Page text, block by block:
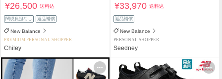
¥26,500送料込
関税負担なし 返品補償
New Balance
PREMIUM PERSONAL SHOPPER
Chiley
¥33,970送料込
返品補償
New Balance
PERSONAL SHOPPER
Seedney